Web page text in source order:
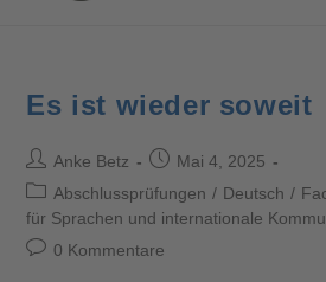
Es ist wieder soweit
Anke Betz
Mai 4, 2025
Abschlussprüfungen / Deutsch /
für Sprachen und internationale
0 Kommentare